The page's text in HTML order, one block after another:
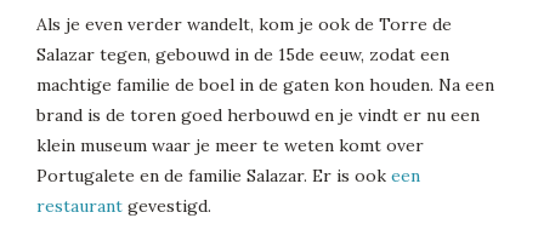
Als je even verder wandelt, kom je ook de Torre de
Salazar tegen, gebouwd in de 15de eeuw, zodat een
machtige familie de boel in de gaten kon houden. Na een
brand is de toren goed herbouwd en je vindt er nu een
klein museum waar je meer te weten komt over
Portugalete en de familie Salazar. Er is ook een
restaurant gevestigd.